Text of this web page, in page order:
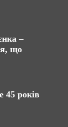
–
що
45 років